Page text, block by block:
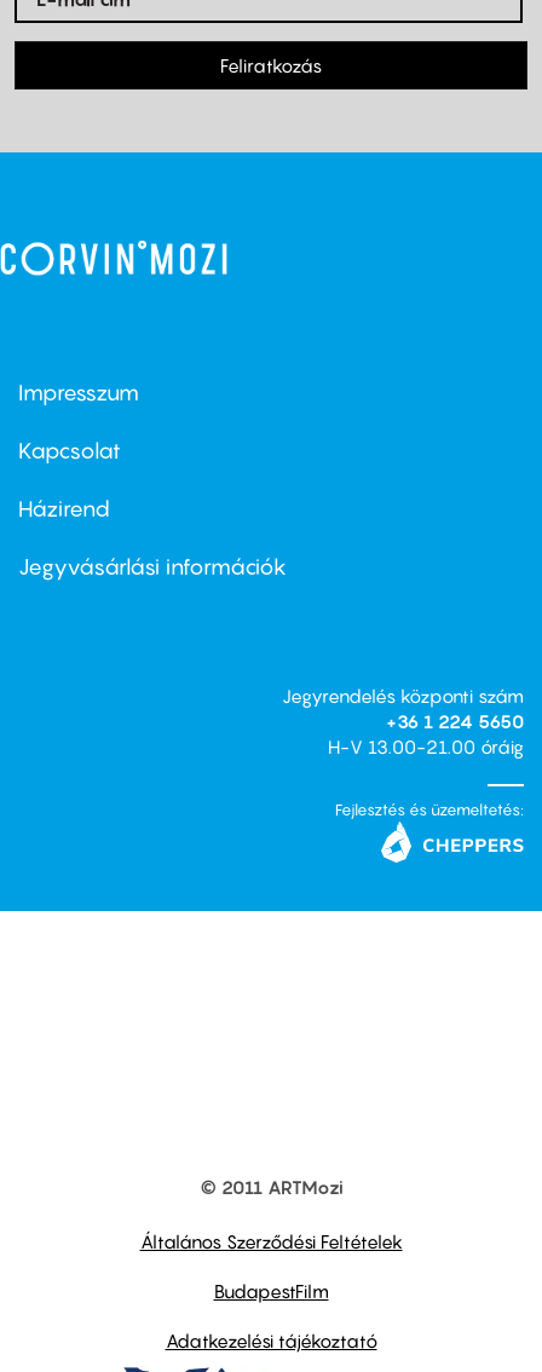
Feliratkozás
Footer
first
Impresszum
Kapcsolat
Footer
second
Házirend
Jegyvásárlási információk
Jegyrendelés központi szám
+36 1 224 5650
H-V 13.00-21.00 óráig
Fejlesztés és üzemeltetés:
© 2011 ARTMozi
Általános Szerződési Feltételek
BudapestFilm
Adatkezelési tájékoztató